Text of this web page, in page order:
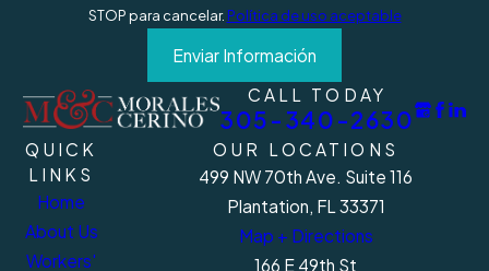
condado de Hialeah. Si una tercera parte
es la culpable, su abogado necesitará
reunir pruebas para conseguir un acuerdo
de liquidación justo en su nombre.
Para más información, llame a Morales
& Cerino al
(305) 340-2630. ¡Su
consulta es gratis! Hablamos español.
STOP para cancelar. Política de uso aceptable
Enviar Información
CALL TODAY
305-340-2630
QUICK
LINKS
Home
About Us
Workers'
OUR LOCATIONS
499 NW 70th Ave. Suite 116
Plantation, FL 33371
Map + Directions
166 E 49th St